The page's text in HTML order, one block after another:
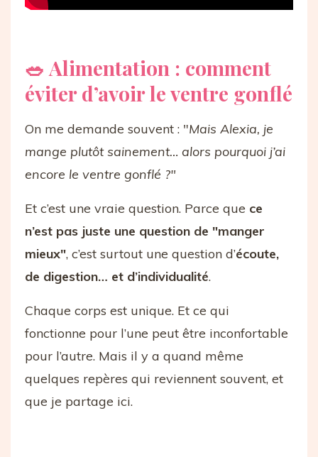
🥗 Alimentation : comment
éviter d’avoir le ventre gonflé
On me demande souvent : "Mais Alexia, je
mange plutôt sainement… alors pourquoi j’ai
encore le ventre gonflé ?"
Et c’est une vraie question. Parce que ce
n’est pas juste une question de "manger
mieux", c’est surtout une question d’écoute,
de digestion… et d’individualité.
Chaque corps est unique. Et ce qui
fonctionne pour l’une peut être inconfortable
pour l’autre. Mais il y a quand même
quelques repères qui reviennent souvent, et
que je partage ici.